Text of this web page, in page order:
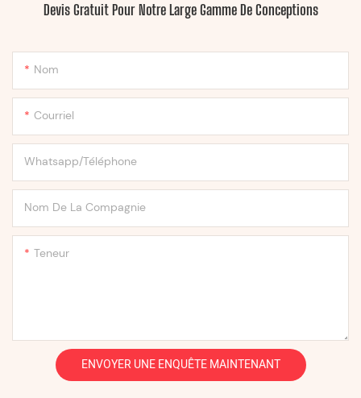
Devis Gratuit Pour Notre Large Gamme De Conceptions
Nom
Courriel
Whatsapp/Téléphone
Nom De La Compagnie
Teneur
ENVOYER UNE ENQUÊTE MAINTENANT